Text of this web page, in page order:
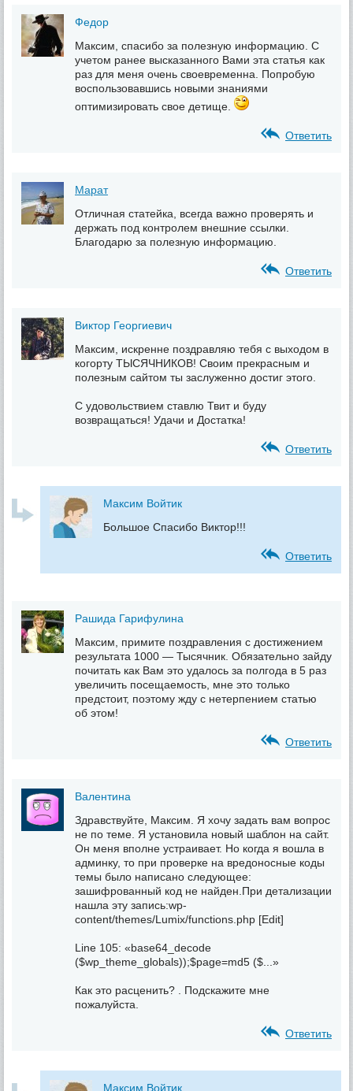
Федор
Максим, спасибо за полезную информацию. С
учетом ранее высказанного Вами эта статья как
раз для меня очень своевременна. Попробую
воспользовавшись новыми знаниями
оптимизировать свое детище.
Ответить
Марат
Отличная статейка, всегда важно проверять и
держать под контролем внешние ссылки.
Благодарю за полезную информацию.
Ответить
Виктор Георгиевич
Максим, искренне поздравляю тебя с выходом в
когорту ТЫСЯЧНИКОВ! Своим прекрасным и
полезным сайтом ты заслуженно достиг этого.
С удовольствием ставлю Твит и буду
возвращаться! Удачи и Достатка!
Ответить
Максим Войтик
Большое Спасибо Виктор!!!
Ответить
Рашида Гарифулина
Максим, примите поздравления с достижением
результата 1000 — Тысячник. Обязательно зайду
почитать как Вам это удалось за полгода в 5 раз
увеличить посещаемость, мне это только
предстоит, поэтому жду с нетерпением статью
об этом!
Ответить
Валентина
Здравствуйте, Максим. Я хочу задать вам вопрос
не по теме. Я установила новый шаблон на сайт.
Он меня вполне устраивает. Но когда я вошла в
админку, то при проверке на вредоносные коды
темы было написано следующее:
зашифрованный код не найден.При детализации
нашла эту запись:wp-
content/themes/Lumix/functions.php [Edit]
Line 105: «base64_decode
($wp_theme_globals));$page=md5 ($...»
Как это расценить? . Подскажите мне
пожалуйста.
Ответить
Максим Войтик